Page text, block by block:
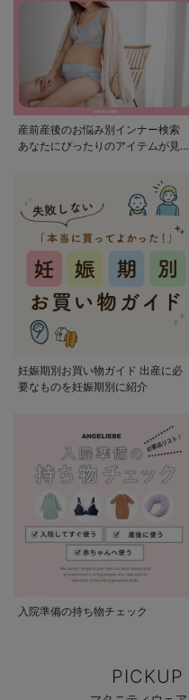
産前産後のお悩み別インナー検索
あなたにぴったりのアイテムが見つ
妊娠期別お買い物ガイド 出産に必
要なものを妊娠期別に紹介
入院準備の持ち物チェック
PICKUP